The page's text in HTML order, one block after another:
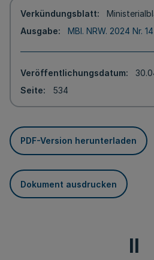
Verkündungsblatt
Ausgabe
MBl. NRW. 2024 Nr. 14
Veröffentlichungsdatum
Seite
534
PDF-Version herunterladen
Dokument ausdrucken
II